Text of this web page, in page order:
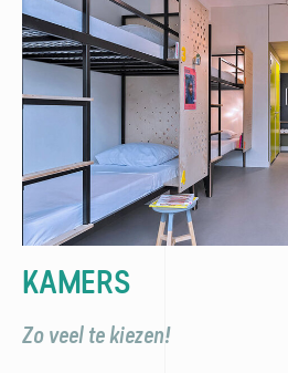
KAMERS
Zo veel te kiezen!